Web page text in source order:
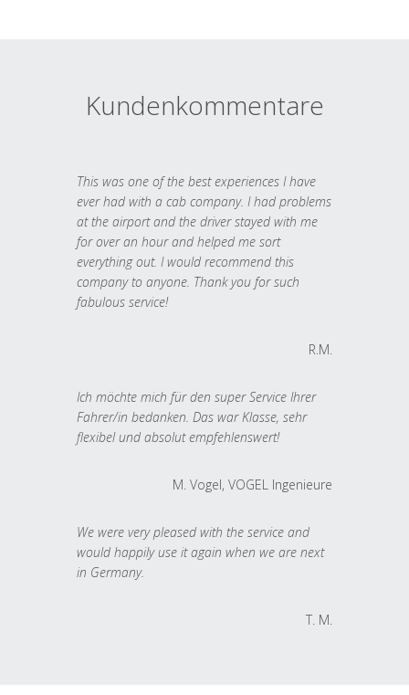
Kundenkommentare
This was one of the best experiences I have
ever had with a cab company. I had problems
at the airport and the driver stayed with me
for over an hour and helped me sort
everything out. I would recommend this
company to anyone. Thank you for such
fabulous service!
R.M.
Ich möchte mich für den super Service Ihrer
Fahrer/in bedanken. Das war Klasse, sehr
flexibel und absolut empfehlenswert!
M. Vogel, VOGEL Ingenieure
We were very pleased with the service and
would happily use it again when we are next
in Germany.
T. M.